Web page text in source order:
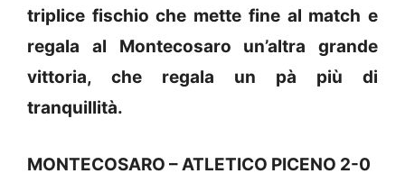
triplice fischio che mette fine al match e
regala al Montecosaro un’altra grande
vittoria, che regala un pà più di
tranquillità.
MONTECOSARO – ATLETICO PICENO 2-0